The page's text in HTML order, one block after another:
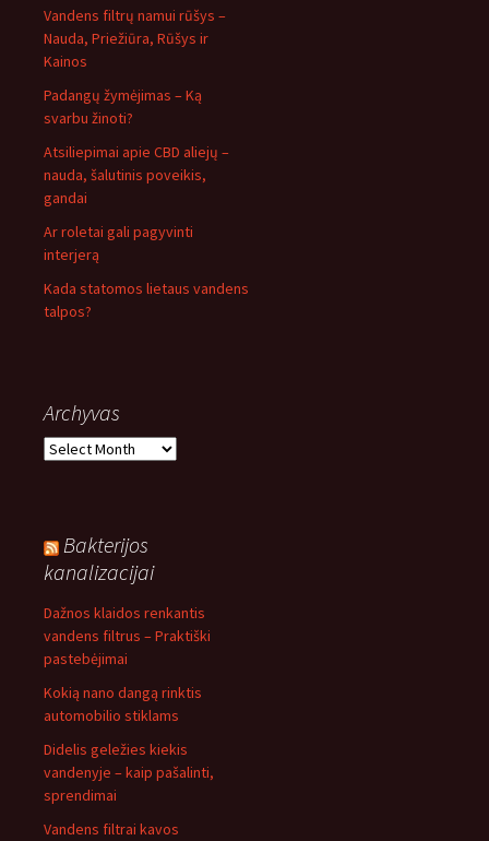
Vandens filtrų namui rūšys –
Nauda, Priežiūra, Rūšys ir
Kainos
Padangų žymėjimas – Ką
svarbu žinoti?
Atsiliepimai apie CBD aliejų –
nauda, šalutinis poveikis,
gandai
Ar roletai gali pagyvinti
interjerą
Kada statomos lietaus vandens
talpos?
Archyvas
Archyvas
Bakterijos
kanalizacijai
Dažnos klaidos renkantis
vandens filtrus – Praktiški
pastebėjimai
Kokią nano dangą rinktis
automobilio stiklams
Didelis geležies kiekis
vandenyje – kaip pašalinti,
sprendimai
Vandens filtrai kavos